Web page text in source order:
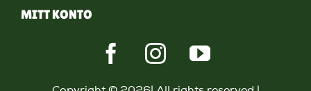
MITT KONTO